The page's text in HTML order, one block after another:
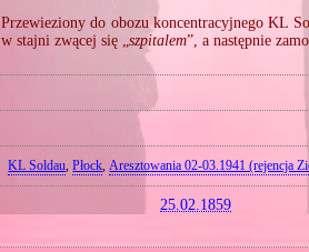
Przewieziony do obozu koncentracyjnego KL
w stajni zwącej się „szpitalem”, a następnie
KL Soldau,Płock,Aresztowania 02‐03.1941 (rejencja
25.02.1859